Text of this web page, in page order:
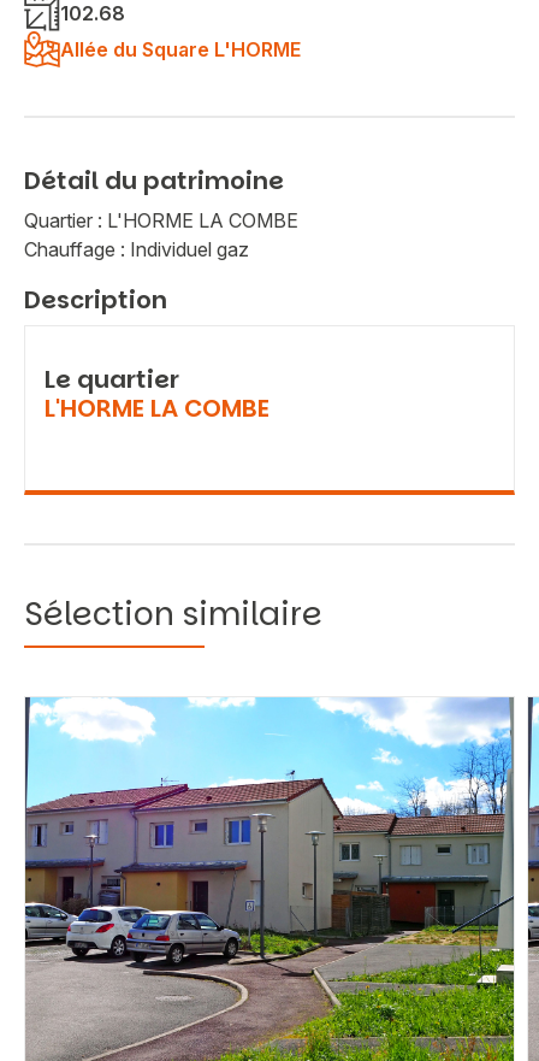
Vous recherchez&nbsp;:
102.68
Allée du Square L'HORME
Détail du patrimoine
Quartier : L'HORME LA COMBE
Chauffage : Individuel gaz
Description
Le quartier
L'HORME LA COMBE
Sélection similaire